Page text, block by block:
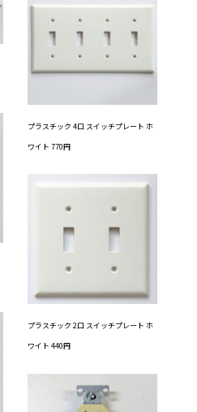
プラスチック 4口 スイッチプレート ホ
ワイト 770円
プラスチック 2口 スイッチプレート ホ
ワイト 440円